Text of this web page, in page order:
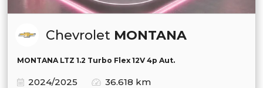
Chevrolet MONTANA
MONTANA LTZ 1.2 Turbo Flex 12V 4p Aut.
2024/2025 36.618 km